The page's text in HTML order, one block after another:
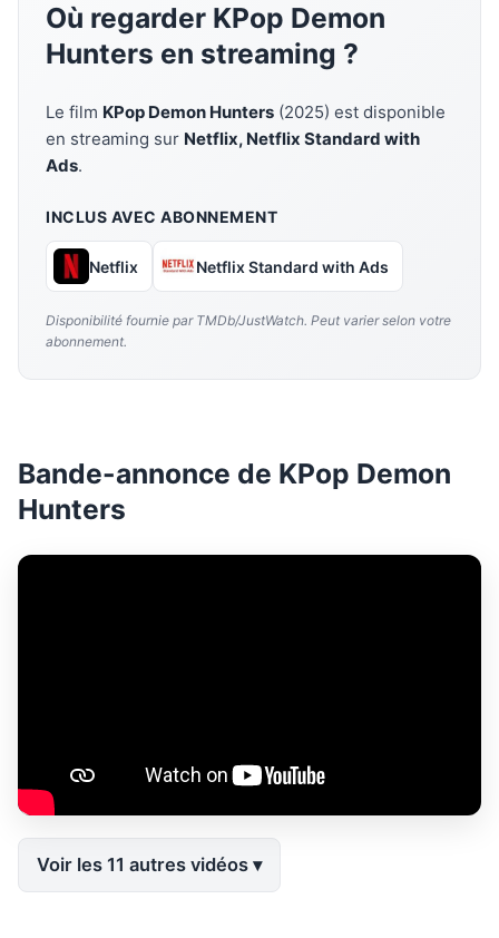
Où regarder KPop Demon
Hunters en streaming ?
Le film KPop Demon Hunters (2025) est disponible
en streaming sur Netflix, Netflix Standard with
Ads.
INCLUS AVEC ABONNEMENT
Netflix Netflix Standard with Ads
Disponibilité fournie par TMDb/JustWatch. Peut varier selon votre
abonnement.
Bande-annonce de KPop Demon
Hunters
Voir les 11 autres vidéos